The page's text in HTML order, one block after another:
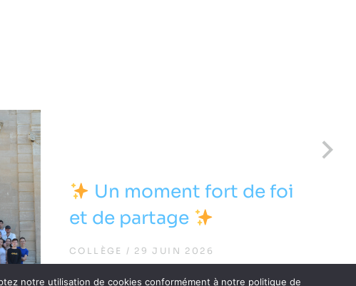
Un moment fort de foi
et de partage
COLLÈGE 29 JUIN 2026
notre utilisation de cookies conformément à notre politique de